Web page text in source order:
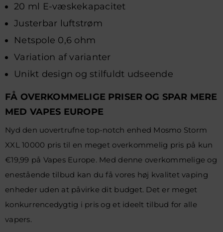
20 ml E-væskekapacitet
Justerbar luftstrøm
Netspole 0,6 ohm
Variation af varianter
Unikt design og stilfuldt udseende
FÅ OVERKOMMELIGE PRISER OG SPAR MERE
MED VAPES EUROPE
Nyd den uovertrufne top-notch enhed Mosmo Storm
XXL 10000 pris til en meget overkommelig pris på kun
€19,99 på Vapes Europe. Med denne overkommelige og
enestående tilbud kan du få vores høj kvalitet vaping
enheder uden at påvirke dit budget. Det er meget
konkurrencedygtig i pris og et ideelt tilbud for alle
vapers.